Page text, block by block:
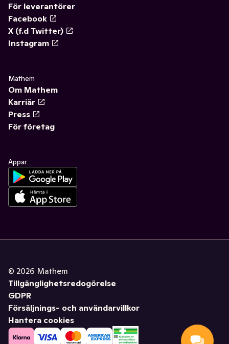
För leverantörer
Facebook
X (f.d Twitter)
Instagram
Mathem
Om Mathem
Karriär
Press
För företag
Appar
© 2026 Mathem
Tillgänglighetsredogörelse
GDPR
Försäljnings- och användarvillkor
Hantera cookies